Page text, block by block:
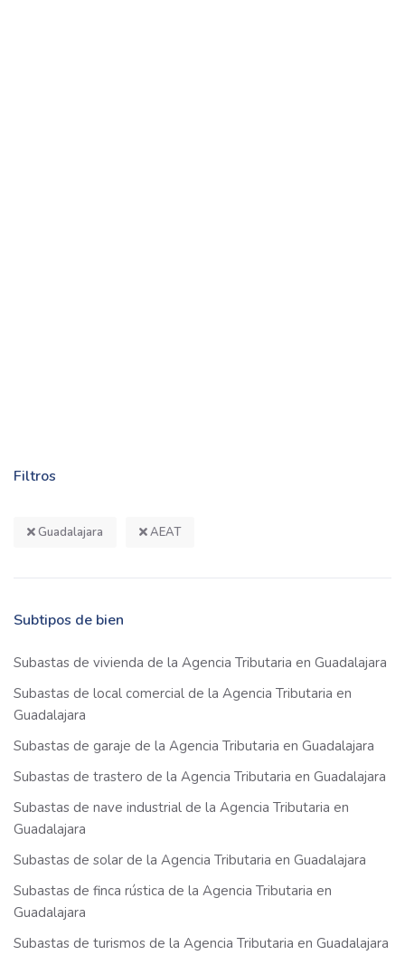
Filtros
Guadalajara AEAT
Subtipos de bien
Subastas de vivienda de la Agencia Tributaria en Guadalajara
Subastas de local comercial de la Agencia Tributaria en
Guadalajara
Subastas de garaje de la Agencia Tributaria en Guadalajara
Subastas de trastero de la Agencia Tributaria en Guadalajara
Subastas de nave industrial de la Agencia Tributaria en
Guadalajara
Subastas de solar de la Agencia Tributaria en Guadalajara
Subastas de finca rústica de la Agencia Tributaria en
Guadalajara
Subastas de turismos de la Agencia Tributaria en Guadalajara